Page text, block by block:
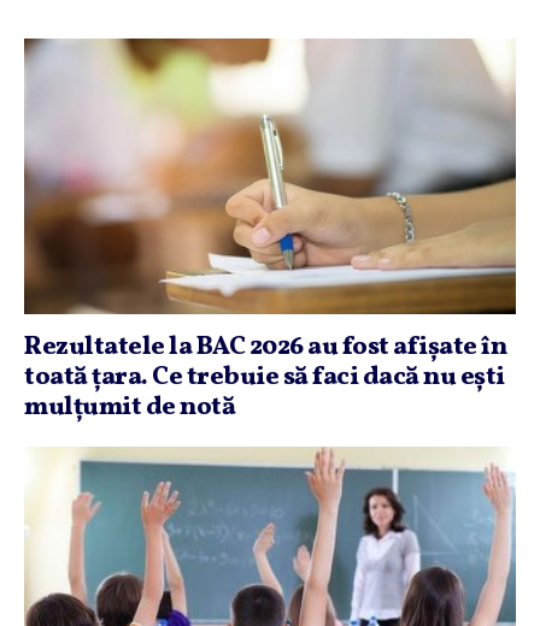
Rezultatele la BAC 2026 au fost afişate în
toată ţara. Ce trebuie să faci dacă nu eşti
mulţumit de notă